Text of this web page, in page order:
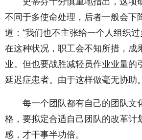
不同于多使命处理，后者一般会下
道：“我们也不主张给一个人组织
在这种状况，职工会不知所措，成
业。但也要战胜减轻员作业业量的
延迟症患者。由于这样做毫无协助
每一个团队都有自己的团队文
格，要拟定合适自己团队的改革计
感，才干事半功倍。